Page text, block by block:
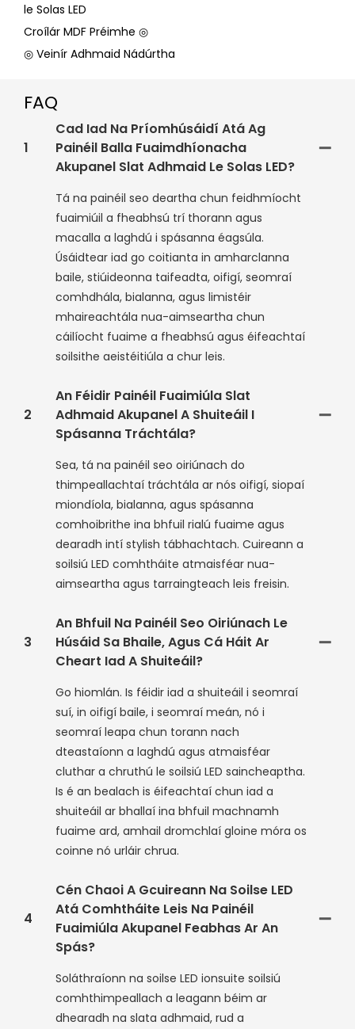
le Solas LED
Croílár MDF Préimhe ◎
◎ Veinír Adhmaid Nádúrtha
FAQ
1
Cad Iad Na Príomhúsáidí Atá Ag
Painéil Balla Fuaimdhíonacha
Akupanel Slat Adhmaid Le Solas LED?
Tá na painéil seo deartha chun feidhmíocht
fuaimiúil a fheabhsú trí thorann agus
macalla a laghdú i spásanna éagsúla.
Úsáidtear iad go coitianta in amharclanna
baile, stiúideonna taifeadta, oifigí, seomraí
comhdhála, bialanna, agus limistéir
mhaireachtála nua-aimseartha chun
cáilíocht fuaime a fheabhsú agus éifeachtaí
soilsithe aeistéitiúla a chur leis.
2
An Féidir Painéil Fuaimiúla Slat
Adhmaid Akupanel A Shuiteáil I
Spásanna Tráchtála?
Sea, tá na painéil seo oiriúnach do
thimpeallachtaí tráchtála ar nós oifigí, siopaí
miondíola, bialanna, agus spásanna
comhoibrithe ina bhfuil rialú fuaime agus
dearadh intí stylish tábhachtach. Cuireann a
soilsiú LED comhtháite atmaisféar nua-
aimseartha agus tarraingteach leis freisin.
3
An Bhfuil Na Painéil Seo Oiriúnach Le
Húsáid Sa Bhaile, Agus Cá Háit Ar
Cheart Iad A Shuiteáil?
Go hiomlán. Is féidir iad a shuiteáil i seomraí
suí, in oifigí baile, i seomraí meán, nó i
seomraí leapa chun torann nach
dteastaíonn a laghdú agus atmaisféar
cluthar a chruthú le soilsiú LED saincheaptha.
Is é an bealach is éifeachtaí chun iad a
shuiteáil ar bhallaí ina bhfuil machnamh
fuaime ard, amhail dromchlaí gloine móra os
coinne nó urláir chrua.
4
Cén Chaoi A Gcuireann Na Soilse LED
Atá Comhtháite Leis Na Painéil
Fuaimiúla Akupanel Feabhas Ar An
Spás?
Soláthraíonn na soilse LED ionsuite soilsiú
comhthimpeallach a leagann béim ar
dhearadh na slata adhmaid, rud a